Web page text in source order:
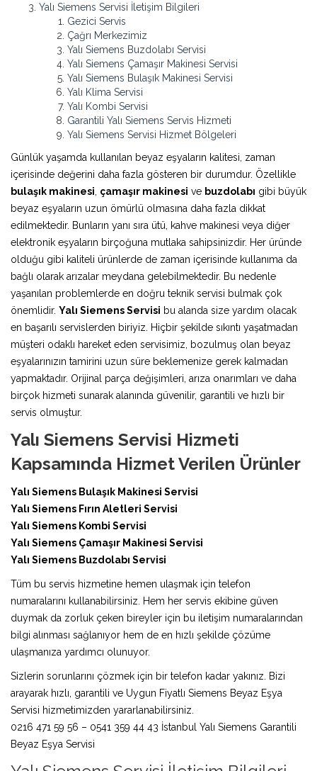
Yalı Siemens Servisi İletişim Bilgileri
Gezici Servis
Çağrı Merkezimiz
Yalı Siemens Buzdolabı Servisi
Yalı Siemens Çamaşır Makinesi Servisi
Yalı Siemens Bulaşık Makinesi Servisi
Yalı Klima Servisi
Yalı Kombi Servisi
Garantili Yalı Siemens Servis Hizmeti
Yalı Siemens Servisi Hizmet Bölgeleri
Günlük yaşamda kullanılan beyaz eşyaların kalitesi, zaman
içerisinde değerini daha fazla gösteren bir durumdur. Özellikle
bulaşık makinesi çamaşır makinesi ve buzdolabı gibi büyük
beyaz eşyaların uzun ömürlü olmasına daha fazla dikkat
edilmektedir. Bunların yanı sıra ütü, kahve makinesi veya diğer
elektronik eşyaların birçoğuna mutlaka sahipsinizdir. Her üründe
olduğu gibi kaliteli ürünlerde de zaman içerisinde kullanıma da
bağlı olarak arızalar meydana gelebilmektedir. Bu nedenle
yaşanılan problemlerde en doğru teknik servisi bulmak çok
önemlidir. Yalı Siemens Servisi bu alanda size yardım olacak
en başarılı servislerden biriyiz. Hiçbir şekilde sıkıntı yaşatmadan
müşteri odaklı hareket eden servisimiz, bozulmuş olan beyaz
eşyalarınızın tamirini uzun süre beklemenize gerek kalmadan
yapmaktadır. Orijinal parça değişimleri, arıza onarımları ve daha
birçok hizmeti sunarak alanında güvenilir, garantili ve hızlı bir
servis olmuştur.
Yalı Siemens Servisi Hizmeti
Kapsamında Hizmet Verilen Ürünler
Yalı Siemens Bulaşık Makinesi Servisi
Yalı Siemens Fırın Aletleri Servisi
Yalı Siemens Kombi Servisi
Yalı Siemens Çamaşır Makinesi Servisi
Yalı Siemens Buzdolabı Servisi
Tüm bu servis hizmetine hemen ulaşmak için telefon
numaralarını kullanabilirsiniz. Hem her servis ekibine güven
duymak da zorluk çeken bireyler için bu iletişim numaralarından
bilgi alınması sağlanıyor hem de en hızlı şekilde çözüme
ulaşmanıza yardımcı olunuyor.
Sizlerin sorunlarını çözmek için bir telefon kadar yakınız. Bizi
arayarak hızlı, garantili ve Uygun Fiyatlı Siemens Beyaz Eşya
Servisi hizmetimizden yararlanabilirsiniz.
0216 471 59 56 – 0541 359 44 43 İstanbul Yalı Siemens Garantili
Beyaz Eşya Servisi